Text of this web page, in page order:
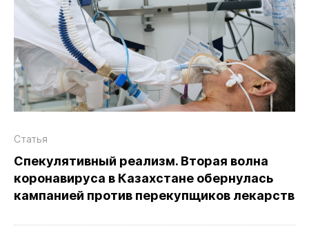
Статья
Спекулятивный реализм. Вторая волна
коронавируса в Казахстане обернулась
кампанией против перекупщиков лекарств